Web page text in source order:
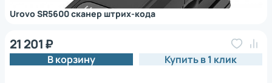
Urovo SR5600 сканер штрих-кода
21 201 ₽
В корзину Купить в 1 клик